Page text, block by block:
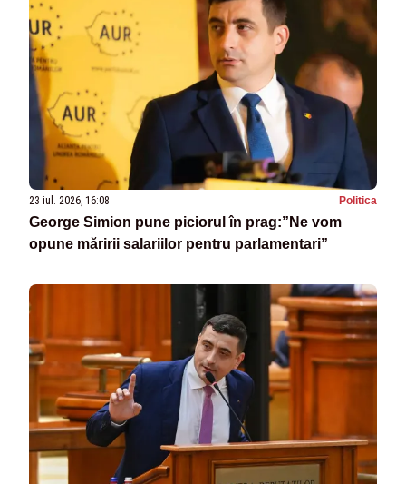
23 iul. 2026, 16:08 Politica
George Simion pune piciorul în prag:”Ne vom
opune măririi salariilor pentru parlamentari”